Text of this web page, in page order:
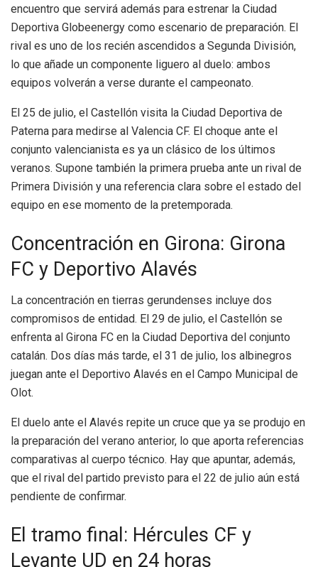
encuentro que servirá además para estrenar la Ciudad
Deportiva Globeenergy como escenario de preparación. El
rival es uno de los recién ascendidos a Segunda División,
lo que añade un componente liguero al duelo: ambos
equipos volverán a verse durante el campeonato.
El 25 de julio, el Castellón visita la Ciudad Deportiva de
Paterna para medirse al Valencia CF. El choque ante el
conjunto valencianista es ya un clásico de los últimos
veranos. Supone también la primera prueba ante un rival de
Primera División y una referencia clara sobre el estado del
equipo en ese momento de la pretemporada.
Concentración en Girona: Girona
FC y Deportivo Alavés
La concentración en tierras gerundenses incluye dos
compromisos de entidad. El 29 de julio, el Castellón se
enfrenta al Girona FC en la Ciudad Deportiva del conjunto
catalán. Dos días más tarde, el 31 de julio, los albinegros
juegan ante el Deportivo Alavés en el Campo Municipal de
Olot.
El duelo ante el Alavés repite un cruce que ya se produjo en
la preparación del verano anterior, lo que aporta referencias
comparativas al cuerpo técnico. Hay que apuntar, además,
que el rival del partido previsto para el 22 de julio aún está
pendiente de confirmar.
El tramo final: Hércules CF y
Levante UD en 24 horas